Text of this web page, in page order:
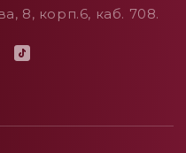
8, корп.6, каб. 708.